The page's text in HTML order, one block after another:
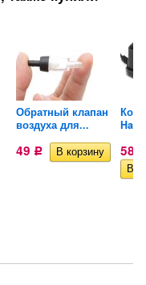
Обратный клапан
воздуха для...
49 Р 585